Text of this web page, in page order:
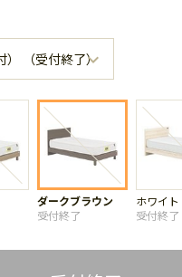
ダークブラウン
受付終了
ホワイト
受付終了